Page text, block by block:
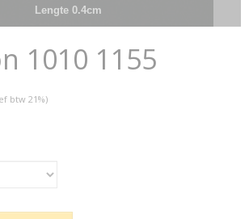
Lengte 0.4cm
1010 1155
btw 21%)